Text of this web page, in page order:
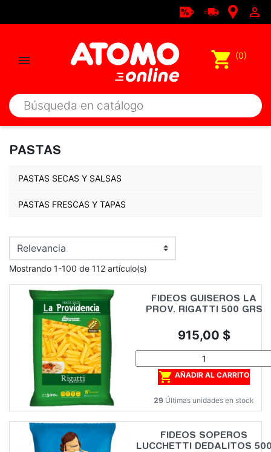

 shopping_cart (0)
PASTAS
PASTAS SECAS Y SALSAS
PASTAS FRESCAS Y TAPAS
Mostrando 1-100 de 112 artículo(s)
FIDEOS GUISEROS LA
PROV. RIGATTI 500 GRS
Precio
915,00 $
 AÑADIR AL CARRITO
29 Últimas unidades en stock
FIDEOS SOPEROS
LUCCHETTI DEDALITOS